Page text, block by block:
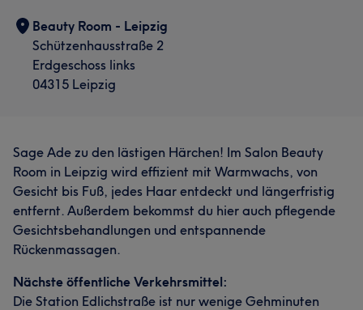
Beauty Room - Leipzig
Schützenhausstraße 2
Erdgeschoss links
04315 Leipzig
Sage Ade zu den lästigen Härchen! Im Salon Beauty
Room in Leipzig wird effizient mit Warmwachs, von
Gesicht bis Fuß, jedes Haar entdeckt und längerfristig
entfernt. Außerdem bekommst du hier auch pflegende
Gesichtsbehandlungen und entspannende
Rückenmassagen.
Nächste öffentliche Verkehrsmittel:
Die Station Edlichstraße ist nur wenige Gehminuten